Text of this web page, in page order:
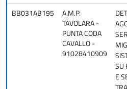
BB031AB195
A.M.P.
TAVOLARA -
PUNTA CODA
CAVALLO -
91028410909
SU
E